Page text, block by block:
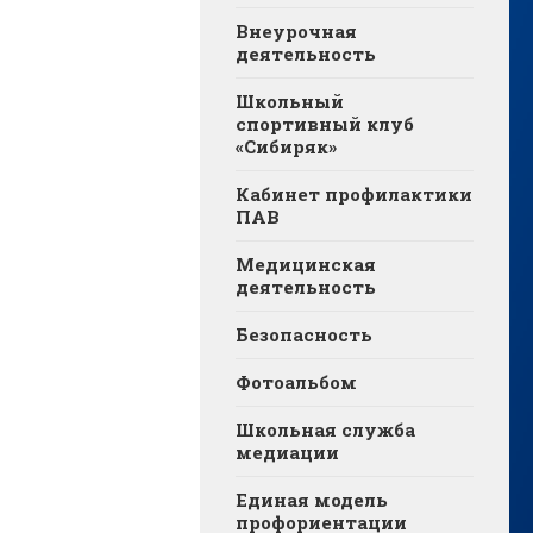
Внеурочная
деятельность
Школьный
спортивный клуб
«Сибиряк»
Кабинет профилактики
ПАВ
Медицинская
деятельность
Безопасность
Фотоальбом
Школьная служба
медиации
Единая модель
профориентации